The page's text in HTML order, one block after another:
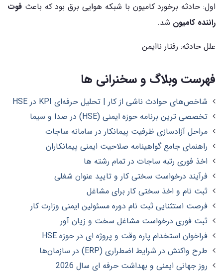
اول: حادثه برخورد کامیون با شبکه هوایی برق بود که باعث فوت
راننده کامیون شد.
علل حادثه: رفتار ناایمن
فهرست وبلاگ و سخنرانی ها
شاخص‌های حوادث ناشی از کار | تحلیل حرفه‌ای KPI در HSE
تخصصی ترین برنامه حوزه ایمنی (HSE) در صدا و سیما
مراحل آزادسازی ظرفیت پیمانکار در سامانه ساجات
راهنمای جامع گواهینامه صلاحیت ایمنی پیمانکاران
اخذ فوری رتبه ساجات در تمام رشته ها
فرآیند درخواست سختی کار و تایید عنوان شغلی
ثبت نام و اخذ سختی کار برای مشاغل
فرصت استثنایی ثبت نام دوره مسئولین ایمنی وزارت کار
ثبت فوری درخواست مشاغل سخت و زیان آور
فراخوان استخدام پاره وقت و پروژه ای در حوزه HSE
طرح واکنش در شرایط اضطراری (ERP) در سازمان‌ها
روز جهانی ایمنی و بهداشت حرفه ای سال 2026